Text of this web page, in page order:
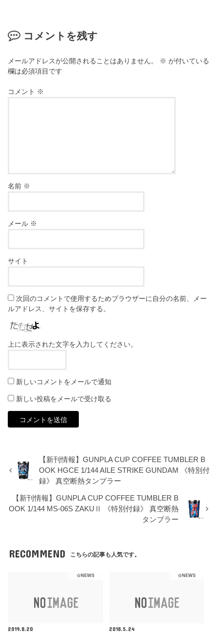
コメントを残す
メールアドレスが公開されることはありません。 ※ が付いている
欄は必須項目です
コメント ※
名前 ※
メール ※
サイト
次回のコメントで使用するためブラウザーに自分の名前、メー
ルアドレス、サイトを保存する。
上に表示された文字を入力してください。
新しいコメントをメールで通知
新しい投稿をメールで受け取る
【新刊情報】GUNPLA CUP COFFEE TUMBLER B
OOK HGCE 1/144 AILE STRIKE GUNDAM 《特別付
録》 真空断熱タンブラー
【新刊情報】GUNPLA CUP COFFEE TUMBLER B
OOK 1/144 MS-06S ZAKUⅡ 《特別付録》 真空断熱
タンブラー
RECOMMEND こちらの記事も人気です。
☆NEWS
2019.8.20
☆NEWS
2018.5.24